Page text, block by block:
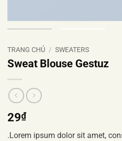
TRANG CHỦ / SWEATERS
Sweat Blouse Gestuz
29₫
.Lorem ipsum dolor sit amet,